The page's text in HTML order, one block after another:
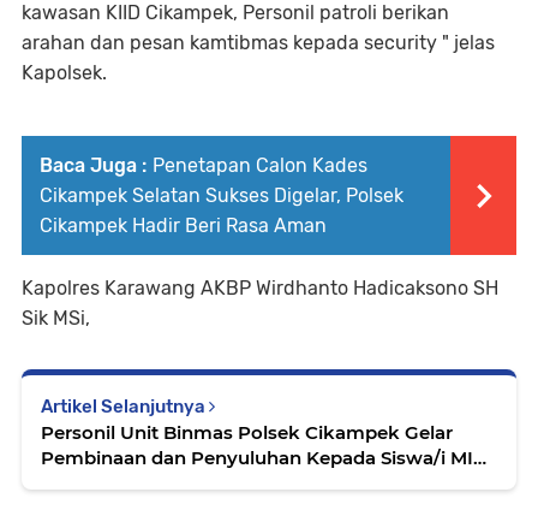
kawasan KIID Cikampek, Personil patroli berikan
arahan dan pesan kamtibmas kepada security " jelas
Kapolsek.
Baca Juga : Penetapan Calon Kades
Cikampek Selatan Sukses Digelar, Polsek
Cikampek Hadir Beri Rasa Aman
Kapolres Karawang AKBP Wirdhanto Hadicaksono SH
Sik MSi,
Artikel Selanjutnya
Personil Unit Binmas Polsek Cikampek Gelar
Pembinaan dan Penyuluhan Kepada Siswa/i MI